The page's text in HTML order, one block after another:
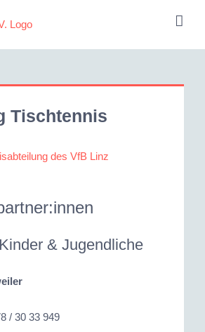
Tischtennis
& Jugendliche
/ 30 33 949